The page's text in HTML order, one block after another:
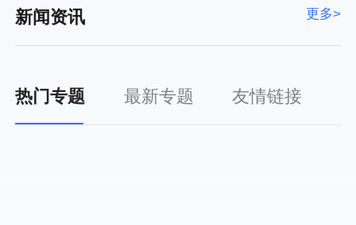
新闻资讯 更多>
热门专题 最新专题 友情链接